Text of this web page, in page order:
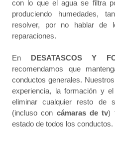
con lo que el agua se filtra
produciendo humedades,
resolver, por no hablar de
reparaciones.
En DESATASCOS Y
recomendamos que
conductos generales.
experiencia, la formación y
eliminar cualquier resto de
(incluso con cámaras de tv)
estado de todos los conductos.